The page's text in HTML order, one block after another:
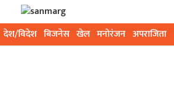
देश/विदेश बिजनेस खेल मनोरंजन अपराजिता